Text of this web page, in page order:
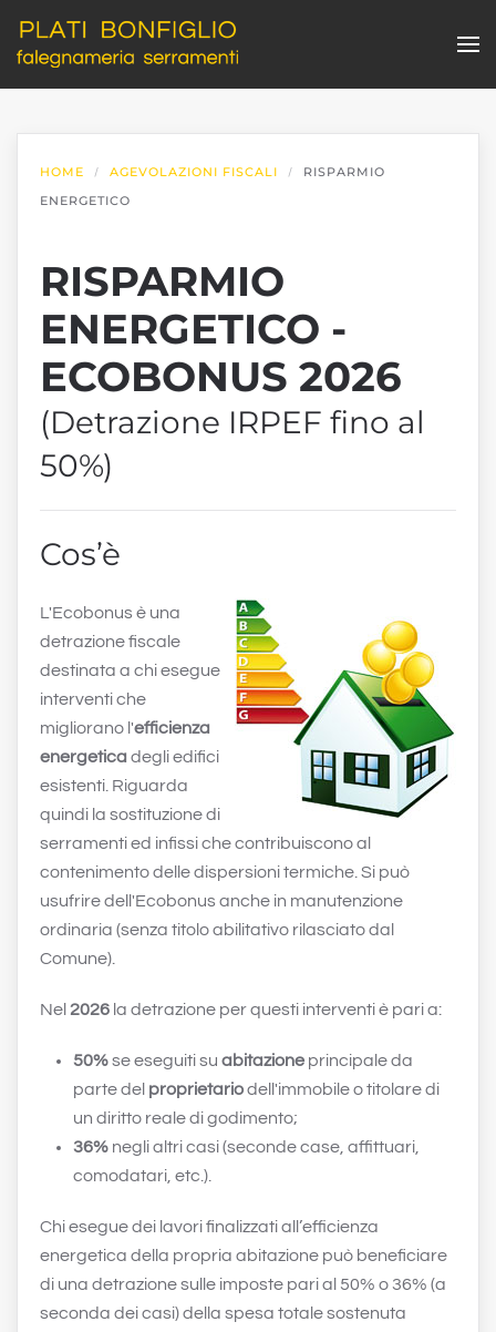
Skip to main content
HOME AGEVOLAZIONI FISCALI
RISPARMIO
ENERGETICO
RISPARMIO
ENERGETICO -
ECOBONUS 2026
(Detrazione IRPEF fino al
50%)
Cos’è
L'Ecobonus è una
detrazione fiscale
destinata a chi esegue
interventi che
migliorano l'efficienza
energetica degli edifici
esistenti. Riguarda
quindi la sostituzione di
serramenti ed infissi che contribuiscono al
contenimento delle dispersioni termiche. Si può
usufrire dell'Ecobonus anche in manutenzione
ordinaria (senza titolo abilitativo rilasciato dal
Comune).
Nel 2026 la detrazione per questi interventi è pari a:
50%se eseguiti su abitazione principale da
parte del proprietariodell'immobile o titolare di
un diritto reale di godimento;
36% negli altri casi (seconde case, affittuari,
comodatari, etc.).
Chi esegue dei lavori finalizzati all’efficienza
energetica della propria abitazione può beneficiare
di una detrazione sulle imposte pari al 50% o 36% (a
seconda dei casi) della spesa totale sostenuta